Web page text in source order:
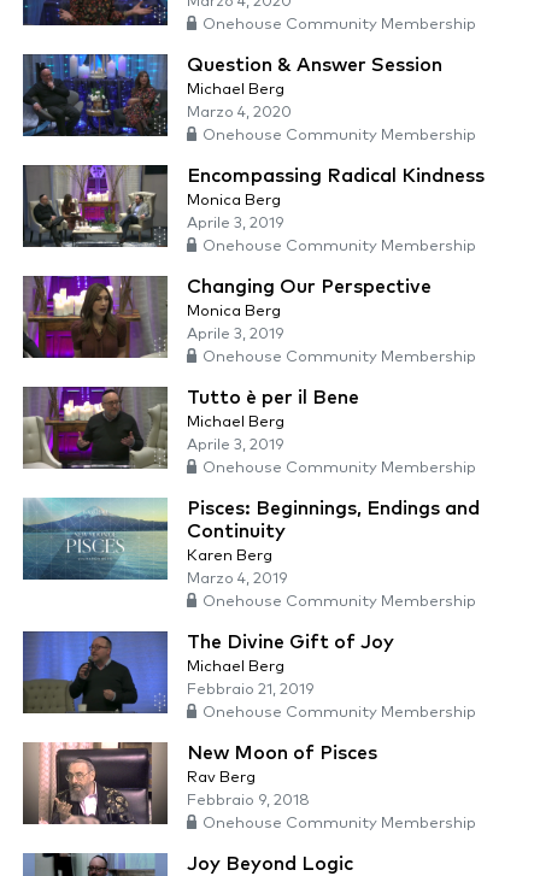
Onehouse Community Membership
Question & Answer Session
Michael Berg
Marzo 4, 2020
Onehouse Community Membership
Encompassing Radical Kindness
Monica Berg
Aprile 3, 2019
Onehouse Community Membership
Changing Our Perspective
Monica Berg
Aprile 3, 2019
Onehouse Community Membership
Tutto è per il Bene
Michael Berg
Aprile 3, 2019
Onehouse Community Membership
Pisces: Beginnings, Endings and
Continuity
Karen Berg
Marzo 4, 2019
Onehouse Community Membership
The Divine Gift of Joy
Michael Berg
Febbraio 21, 2019
Onehouse Community Membership
New Moon of Pisces
Rav Berg
Febbraio 9, 2018
Onehouse Community Membership
Joy Beyond Logic